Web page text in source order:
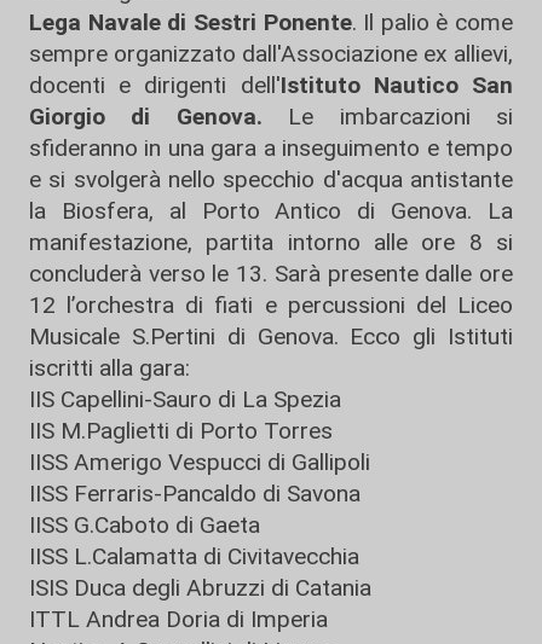
Lega Navale di Sestri Ponente. Il palio è come
sempre organizzato dall'Associazione ex allievi,
docenti e dirigenti dell'Istituto Nautico San
Giorgio di Genova. Le imbarcazioni si
sfideranno in una gara a inseguimento e tempo
e si svolgerà nello specchio d'acqua antistante
la Biosfera, al Porto Antico di Genova. La
manifestazione, partita intorno alle ore 8 si
concluderà verso le 13. Sarà presente dalle ore
12 l’orchestra di fiati e percussioni del Liceo
Musicale S.Pertini di Genova. Ecco gli Istituti
iscritti alla gara:
IIS Capellini-Sauro di La Spezia
IIS M.Paglietti di Porto Torres
IISS Amerigo Vespucci di Gallipoli
IISS Ferraris-Pancaldo di Savona
IISS G.Caboto di Gaeta
IISS L.Calamatta di Civitavecchia
ISIS Duca degli Abruzzi di Catania
ITTL Andrea Doria di Imperia